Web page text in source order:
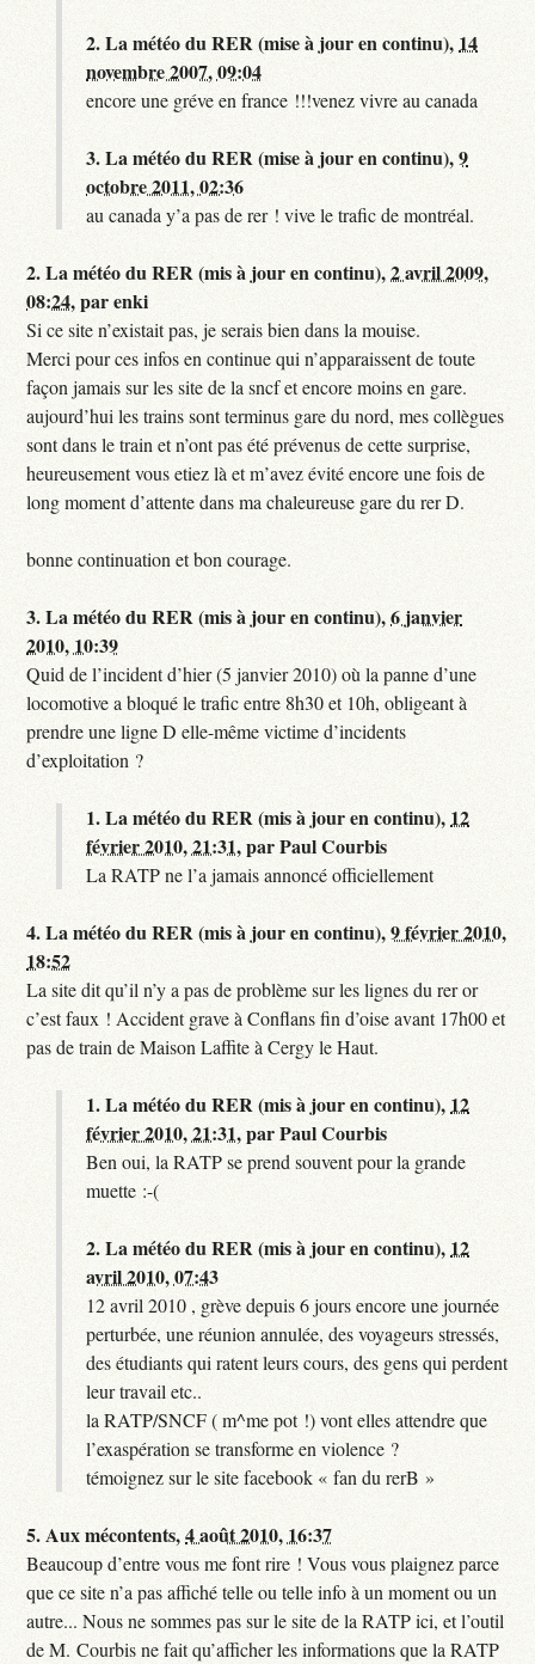
2.La météo du RER (mise à jour en continu), 14
novembre 2007, 09:04
encore une gréve en france !!!venez vivre au canada
3.La météo du RER (mise à jour en continu),9
octobre 2011, 02:36
au canada y’a pas de rer ! vive le trafic de montréal.
2.La météo du RER (mis à jour en continu),2 avril 2009,
08:24,parenki
Si ce site n’existait pas, je serais bien dans la mouise.
Merci pour ces infos en continue qui n’apparaissent de toute
façon jamais sur les site de la sncf et encore moins en gare.
aujourd’hui les trains sont terminus gare du nord, mes collègues
sont dans le train et n’ont pas été prévenus de cette surprise,
heureusement vous etiez là et m’avez évité encore une fois de
long moment d’attente dans ma chaleureuse gare du rer D.
bonne continuation et bon courage.
3.La météo du RER (mis à jour en continu),6 janvier
2010, 10:39
Quid de l’incident d’hier (5 janvier 2010) où la panne d’une
locomotive a bloqué le trafic entre 8h30 et 10h, obligeant à
prendre une ligne D elle-même victime d’incidents
d’exploitation ?
1.La météo du RER (mis à jour en continu), 12
février 2010, 21:31,parPaul Courbis
La RATP ne l’a jamais annoncé officiellement
4.La météo du RER (mis à jour en continu),9 février 2010,
18:52
La site dit qu’il n’y a pas de problème sur les lignes du rer or
c’est faux ! Accident grave à Conflans fin d’oise avant 17h00 et
pas de train de Maison Laffite à Cergy le Haut.
1.La météo du RER (mis à jour en continu), 12
février 2010, 21:31,parPaul Courbis
Ben oui, la RATP se prend souvent pour la grande
muette :-(
2.La météo du RER (mis à jour en continu), 12
avril 2010, 07:43
12 avril 2010 , grève depuis 6 jours encore une journée
perturbée, une réunion annulée, des voyageurs stressés,
des étudiants qui ratent leurs cours, des gens qui perdent
leur travail etc..
la RATP/SNCF ( m^me pot !) vont elles attendre que
l’exaspération se transforme en violence ?
témoignez sur le site facebook « fan du rerB »
5.Aux mécontents,4 août 2010, 16:37
Beaucoup d’entre vous me font rire ! Vous vous plaignez parce
que ce site n’a pas affiché telle ou telle info à un moment ou un
autre... Nous ne sommes pas sur le site de la RATP ici, et l’outil
de M. Courbis ne fait qu’afficher les informations que la RATP